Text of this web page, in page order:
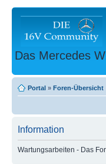
Das Mercedes
Portal » Foren-Übersicht
Information
Wartungsarbeiten - Das